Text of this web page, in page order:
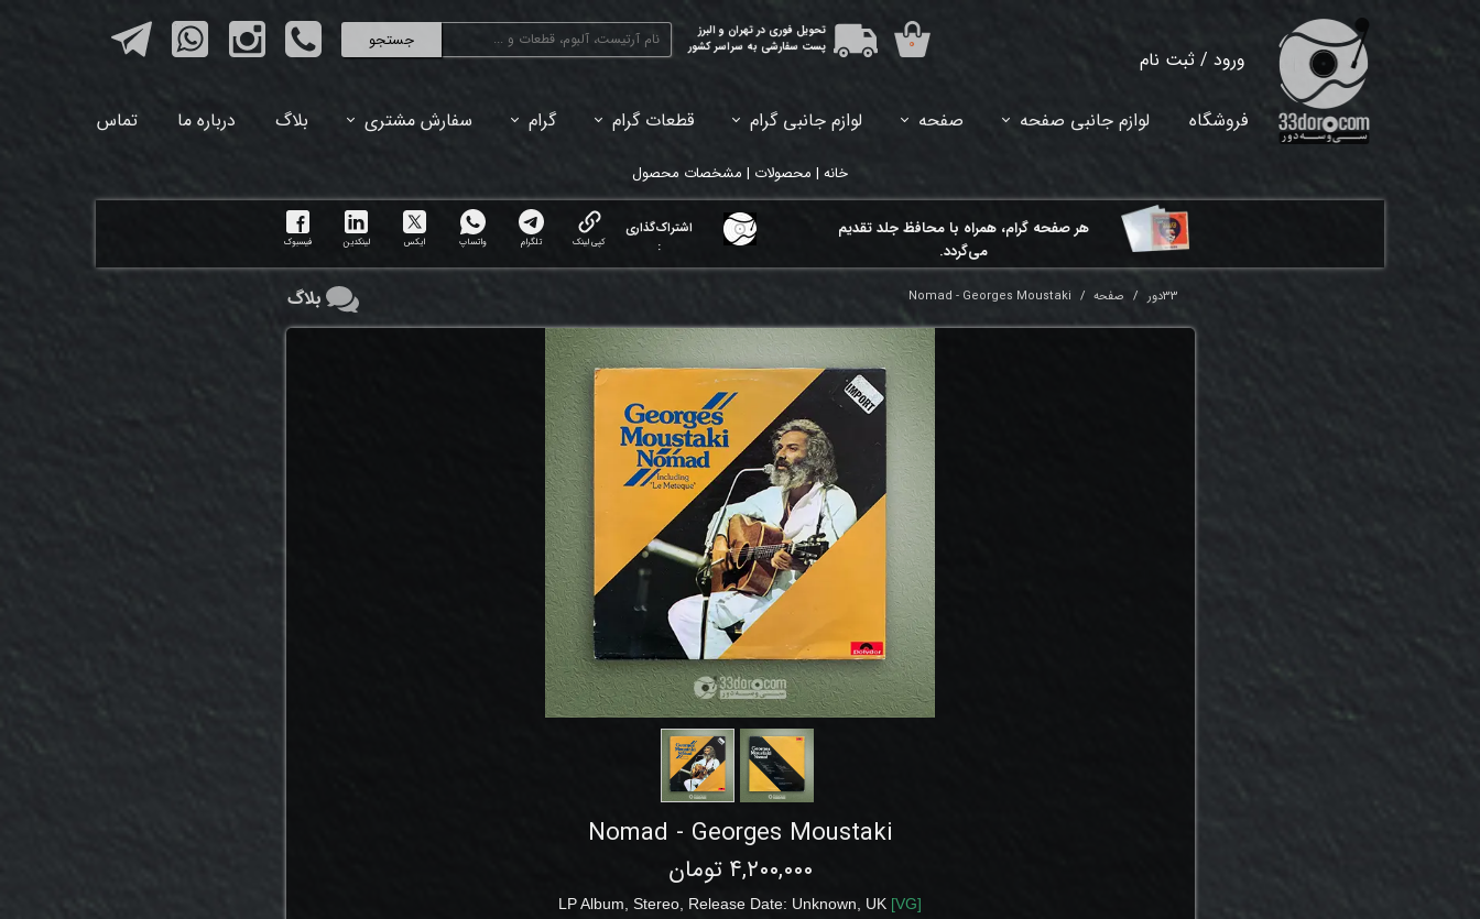
جستجو
ورود / ثبت نام
خروج از حساب کاربری
تحویل فوری در تهران و البرز
پست سفارشی به سراسر کشور
۰
فروشگاه لوازم جانبی صفحه صفحه لوازم جانبی گرام قطعات گرام گرام سفارش مشتری بلاگ درباره ما تماس
خانه | محصولات | مشخصات محصول
هر ​صفحه گرام، همراه با محافظ جلد تقدیم
می‌گردد.
اشتراک‌گذاری
:
کپی لینک تلگرام واتساپ ایکس لینکدین فیسبوک
33دور صفحه Nomad - Georges Moustaki
Nomad - Georges Moustaki
۴,۲۰۰,۰۰۰ تومان
LP Album, Stereo, Release Date: Unknown , UK [VG]
بلاگ